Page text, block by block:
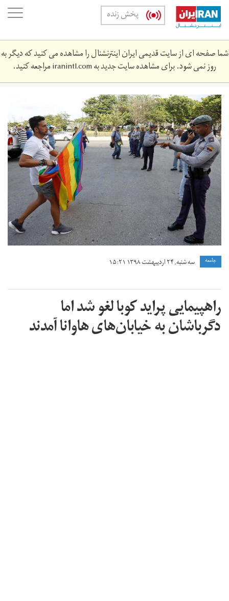
Skip
main
content
پخش زنده
شما صفحه ای از سایت قدیمی ایران اینترنشنال را مشاهده می کنید که دیگر به
روز نمی شود. برای مشاهده سایت جدید بهiranintl.comمراجعه کنید.
main.jpg
جامعه سه شنبه, ۲۴ اردیبهشت ۱۳۹۸ ۱۵:۲۱
راهپیمایی پراید کوبا لغو شد اما
دگرباشان به خیابان‌های هاوانا آمدند